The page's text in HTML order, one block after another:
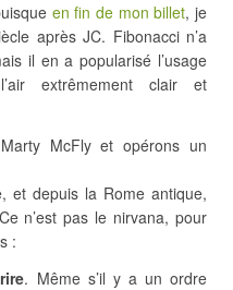
en fin de mon billet, je
après JC. Fibonacci n’a
il en a popularisé l’usage
extrêmement clair et
McFly et opérons un
et depuis la Rome antique,
n’est pas le nirvana, pour
:
. Même s’il y a un ordre